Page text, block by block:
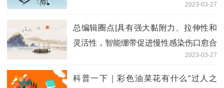
2023-03-27
总编辑圈点|具有强大黏附力、拉伸性和
灵活性，智能绷带促进慢性感染伤口愈合
2023-03-27
科普一下｜彩色油菜花有什么“过人之